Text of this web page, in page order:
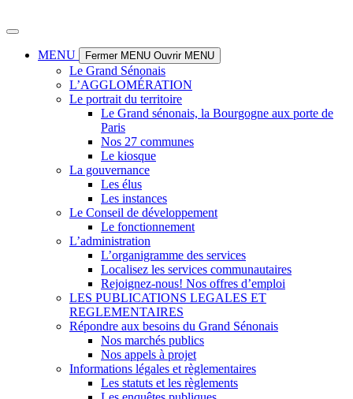
au
MENU
Fermer MENU Ouvrir MENU
Le Grand Sénonais
L’AGGLOMÉRATION
Le portrait du territoire
Le Grand sénonais, la Bourgogne aux porte de
Paris
Nos 27 communes
Le kiosque
La gouvernance
Les élus
Les instances
Le Conseil de développement
Le fonctionnement
L’administration
L’organigramme des services
Localisez les services communautaires
Rejoignez-nous! Nos offres d’emploi
LES PUBLICATIONS LEGALES ET
REGLEMENTAIRES
Répondre aux besoins du Grand Sénonais
Nos marchés publics
Nos appels à projet
Informations légales et règlementaires
Les statuts et les règlements